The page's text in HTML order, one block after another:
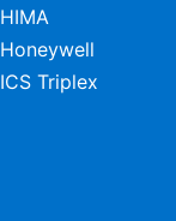
HIMA
Honeywell
ICS Triplex